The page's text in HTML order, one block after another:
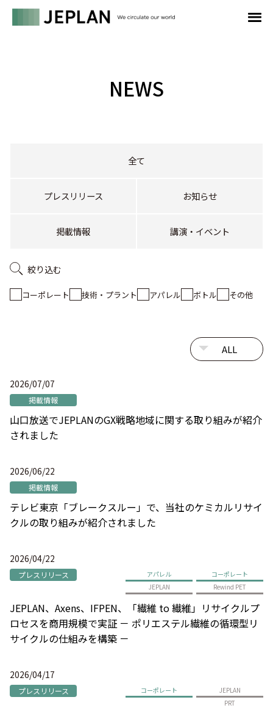
NEWS
全て
プレスリリース お知らせ
掲載情報 講演・イベント
絞り込む
コーポレート 技術・プラント アパレル ボトル その他
2026/07/07
掲載情報
山口放送でJEPLANのGX戦略地域に関する取り組みが紹介
されました
2026/06/22
掲載情報
テレビ東京「ブレークスルー」で、当社のケミカルリサイ
クルの取り組みが紹介されました
2026/04/22
プレスリリース アパレル
コーポレート
JEPLAN
Rewind PET
JEPLAN、Axens、IFPEN、「繊維 to 繊維」リサイクルプ
ロセスを商用規模で実証 － ポリエステル繊維の循環型リ
サイクルの仕組みを構築 －
2026/04/17
プレスリリース コーポレート
JEPLAN
PRT